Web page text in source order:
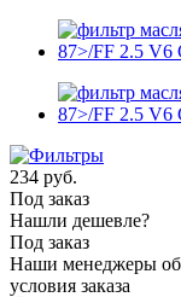
234 руб.
Под заказ
Нашли дешевле?
Под заказ
Наши менеджеры
условия заказа